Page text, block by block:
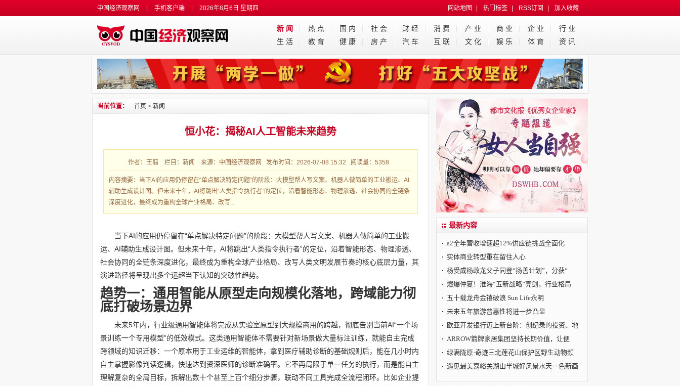
中国经济观察网 手机客户端 2026年8月6日 星期四 网站地图 热门标签 RSS订阅 加入收藏
新 闻 热 点 国 内 社 会 财 经 消 费 产 业 商 业 企 业
行 业
生 活
教 育 健 康 房 产 汽 车 互 联 文 化 娱 乐 体 育 资 讯
当前位置： 首页 > 新闻
恒小花：揭秘AI人工智能未来趋势
作者：王翦 栏目：新闻 来源：中国经济观察网 发布时间：2026-07-08 15:32 阅读量：5358
内容摘要：当下AI的应用仍停留在“单点解决特定问题”的阶段：大模型帮人写文案、机器人做简单的工业搬运、AI
辅助生成设计图。但未来十年，AI将跳出“人类指令执行者”的定位，沿着智能形态、物理渗透、社会协同的全链条
深度进化，最终成为重构全球产业格局、改写...
当下AI的应用仍停留在“单点解决特定问题”的阶段：大模型帮人写文案、机器人做简单的工业搬
运、AI辅助生成设计图。但未来十年，AI将跳出“人类指令执行者”的定位，沿着智能形态、物理渗透、
社会协同的全链条深度进化，最终成为重构全球产业格局、改写人类文明发展节奏的核心底层力量，其
演进路径将呈现出多个远超当下认知的突破性趋势。
趋势一：通用智能从原型走向规模化落地，跨域能力彻
底打破场景边界
未来5年内，行业级通用智能体将完成从实验室原型到大规模商用的跨越，彻底告别当前AI“一个场
景训练一个专用模型”的低效模式。这类通用智能体不需要针对新场景做大量标注训练，就能自主完成
跨领域的知识迁移：一个原本用于工业运维的智能体，拿到医疗辅助诊断的基础规则后，能在几小时内
自主掌握影像判读逻辑，快速达到资深医师的诊断准确率。它不再局限于单一任务的执行，而是能自主
理解复杂的全局目标，拆解出数十个甚至上百个细分步骤，联动不同工具完成全流程闭环。比如企业提
最新内容
a2全年营收增速超12%供应链挑战全面化
实体商业转型重在留住人心
杨受成杨政龙父子同登“扬善计划”，分获“
燃爆仲夏！淮海“五新战略”亮剑，行业格局
五十载龙舟金禧破浪 Sun Life永明
未来五年旅游普惠性将进一步凸显
欧亚开发银行迈上新台阶：创纪录的投资、地
ARROW箭牌家居集团坚持长期价值，让便
绿满陇原·奇迹三北莲花山保护区野生动物频
遇见最美嘉峪关湖山半城好风景水天一色新画